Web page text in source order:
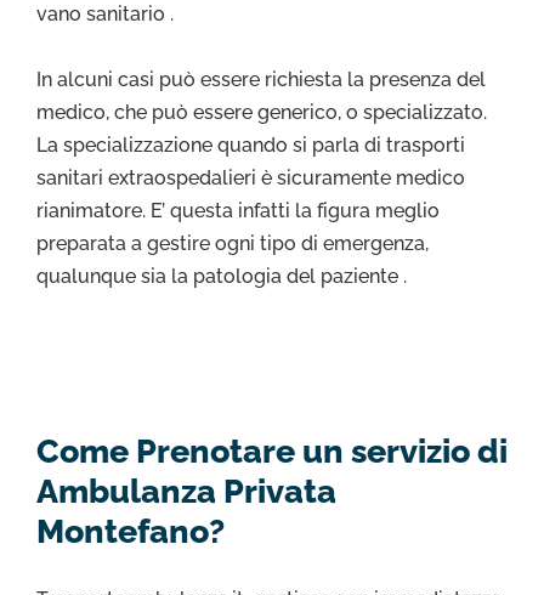
vano sanitario .
In alcuni casi può essere richiesta la presenza del
medico, che può essere generico, o specializzato.
La specializzazione quando si parla di trasporti
sanitari extraospedalieri è sicuramente medico
rianimatore. E’ questa infatti la figura meglio
preparata a gestire ogni tipo di emergenza,
qualunque sia la patologia del paziente .
Come Prenotare un servizio di
Ambulanza Privata
Montefano?